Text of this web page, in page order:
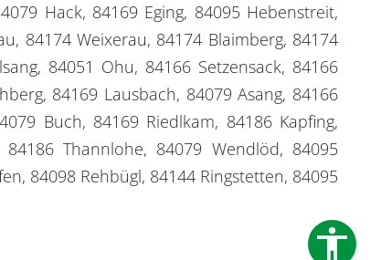
Hack, 84169 Eging, 84095 Hebenstreit,
84174 Weixerau, 84174 Blaimberg, 84174
84051 Ohu, 84166 Setzensack, 84166
84169 Lausbach, 84079 Asang, 84166
Buch, 84169 Riedlkam, 84186 Kapfing,
Thannlohe, 84079 Wendlöd, 84095
84098 Rehbügl, 84144 Ringstetten, 84095